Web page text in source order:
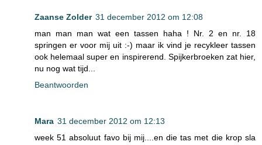
Zaanse Zolder 31 december 2012 om 12:08
man man man wat een tassen haha ! Nr. 2 en nr. 18
springen er voor mij uit :-) maar ik vind je recykleer tassen
ook helemaal super en inspirerend. Spijkerbroeken zat hier,
nu nog wat tijd...
Beantwoorden
Mara 31 december 2012 om 12:13
week 51 absoluut favo bij mij....en die tas met die krop sla